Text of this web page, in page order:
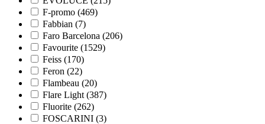
F-promo (469)
Fabbian (7)
Faro Barcelona (206)
Favourite (1529)
Feiss (170)
Feron (22)
Flambeau (20)
Flare Light (387)
Fluorite (262)
FOSCARINI (3)